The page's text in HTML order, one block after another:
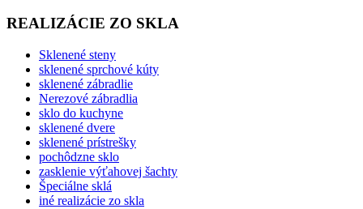
REALIZÁCIE ZO SKLA
Sklenené steny
sklenené sprchové kúty
sklenené zábradlie
Nerezové zábradlia
sklo do kuchyne
sklenené dvere
sklenené prístrešky
pochôdzne sklo
zasklenie výťahovej šachty
Špeciálne sklá
iné realizácie zo skla